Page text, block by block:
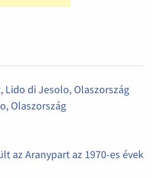
di Jesolo, Olaszország
Olaszország
az Aranypart az 1970-es évek